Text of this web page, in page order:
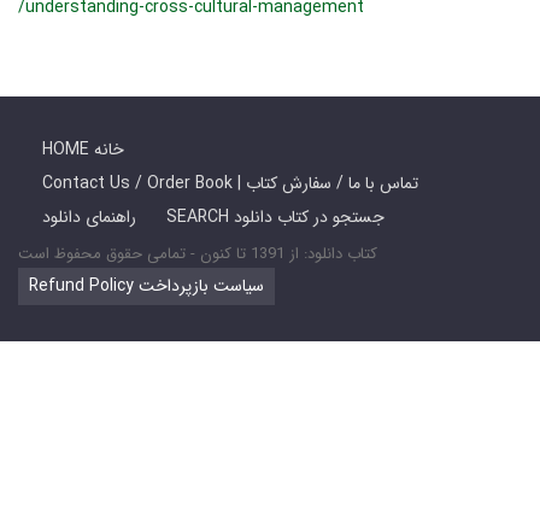
/understanding-cross-cultural-management
HOME خانه
Contact Us / Order Book | تماس با ما / سفارش کتاب
راهنمای دانلود
SEARCH جستجو در کتاب دانلود
کتاب دانلود: از 1391 تا کنون - تمامی حقوق محفوظ است
Refund Policy سیاست بازپرداخت